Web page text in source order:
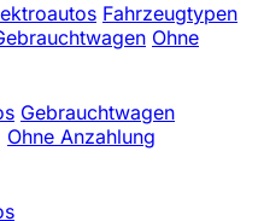
Fahrzeugtypen
Ohne
Gebrauchtwagen
Ohne Anzahlung